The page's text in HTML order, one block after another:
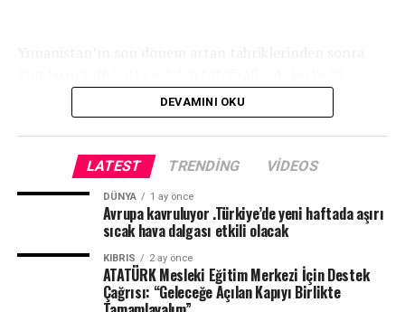
RMMO resmi internet sayfasında servis etmesi Rumların
terör örgütü PKK’ya verdiği desteğin bir göstergesidir.
DEVAMINI OKU
LATEST TRENDING VIDEOS
DÜNYA 1 ay önce
Avrupa kavruluyor .Türkiye’de yeni haftada aşırı
sıcak hava dalgası etkili olacak
KIBRIS 2 ay önce
ATATÜRK Mesleki Eğitim Merkezi İçin Destek
Çağrısı: “Geleceğe Açılan Kapıyı Birlikte